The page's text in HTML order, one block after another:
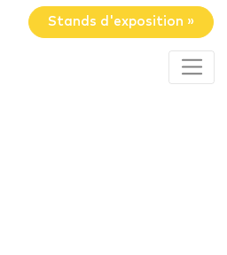
Stands d'exposition »